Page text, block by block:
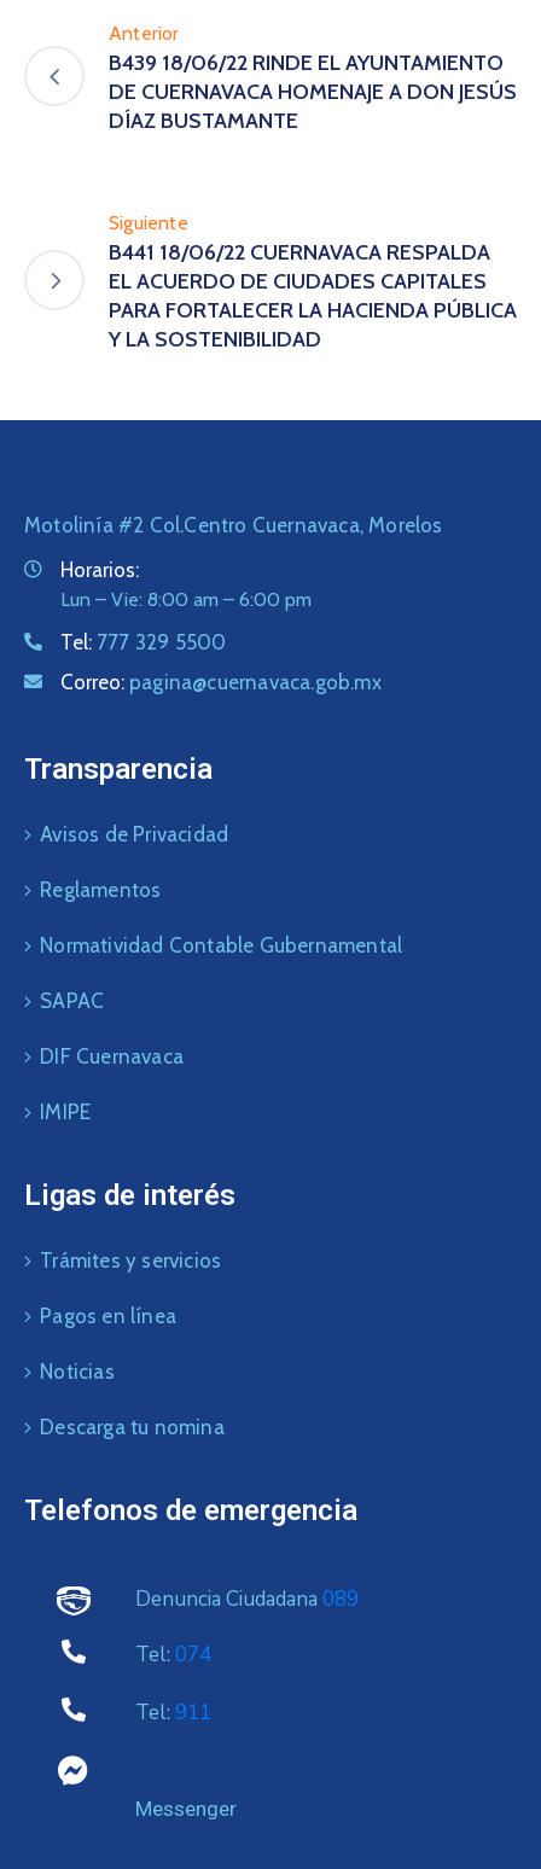
Anterior
B439 18/06/22 RINDE EL AYUNTAMIENTO
DE CUERNAVACA HOMENAJE A DON JESÚS
DÍAZ BUSTAMANTE
Siguiente
B441 18/06/22 CUERNAVACA RESPALDA
EL ACUERDO DE CIUDADES CAPITALES
PARA FORTALECER LA HACIENDA PÚBLICA
Y LA SOSTENIBILIDAD
Motolinía #2 Col.Centro Cuernavaca, Morelos
Horarios:
Lun – Vie: 8:00 am – 6:00 pm
Tel: 777 329 5500
Correo: pagina@cuernavaca.gob.mx
Transparencia
Avisos de Privacidad
Reglamentos
Normatividad Contable Gubernamental
SAPAC
DIF Cuernavaca
IMIPE
Ligas de interés
Trámites y servicios
Pagos en línea
Noticias
Descarga tu nomina
Telefonos de emergencia
Denuncia Ciudadana 089
Tel: 074
Tel: 911
Messenger